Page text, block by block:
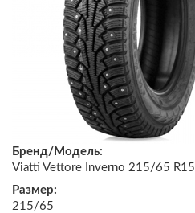
Бренд/Модель:
Viatti Vettore Inverno 215/65 R15
Размер:
215/65